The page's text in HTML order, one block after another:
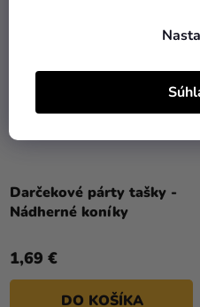
Darčekové párty tašky -
Nádherné koníky
1,69 €
DO KOŠÍKA